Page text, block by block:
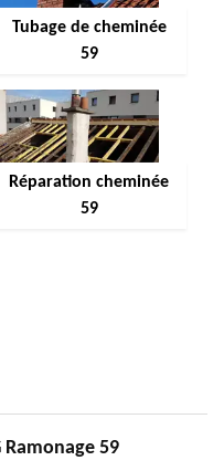
Tubage de cheminée
59
Réparation cheminée
59
59